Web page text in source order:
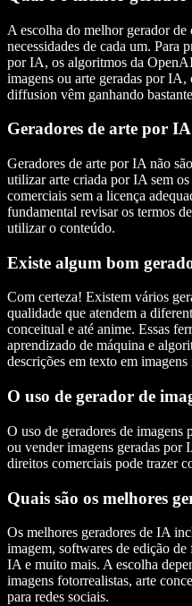
A escolha do melhor gerador
necessidades de cada um. Para
por IA, os algoritmos da
imagens ou arte geradas por
diffusion vêm ganhando
Geradores de arte por IA
Geradores de arte por IA não
utilizar arte criada por IA sem
comerciais sem a licença
fundamental revisar os termos
utilizar o conteúdo.
Existe algum bom
Com certeza! Existem vários
qualidade que atendem a
conceitual e até anime. Essas
aprendizado de máquina e
descrições em texto em imagens
O uso de gerador de
O uso de geradores de
ou vender imagens geradas por
direitos comerciais pode trazer
Quais são os melhores
Os melhores geradores de IA
imagem, softwares de edição
IA e muito mais. A escolha
imagens fotorrealistas, arte
para redes sociais.